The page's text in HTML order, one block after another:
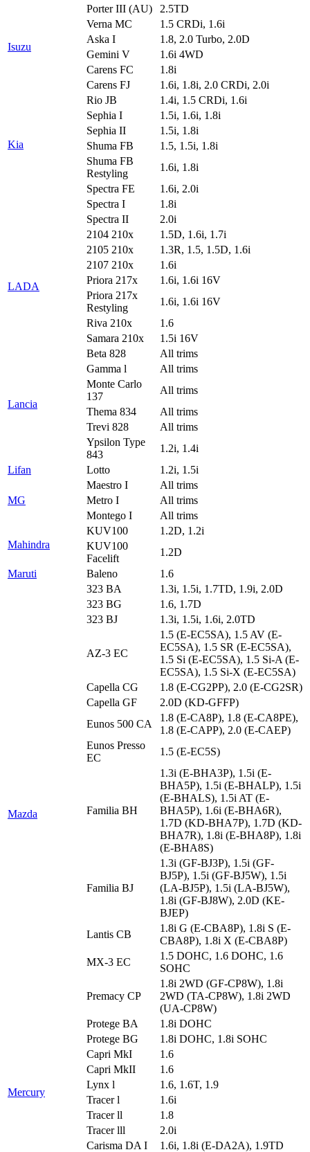
Porter III (AU)
2.5TD
Verna MC
1.5 CRDi, 1.6i
Isuzu
Aska I
1.8, 2.0 Turbo, 2.0D
Gemini V
1.6i 4WD
Kia
Carens FC
1.8i
Carens FJ
1.6i, 1.8i, 2.0 CRDi, 2.0i
Rio JB
1.4i, 1.5 CRDi, 1.6i
Sephia I
1.5i, 1.6i, 1.8i
Sephia II
1.5i, 1.8i
Shuma FB
1.5, 1.5i, 1.8i
Shuma FB
Restyling
1.6i, 1.8i
Spectra FE
1.6i, 2.0i
Spectra I
1.8i
Spectra II
2.0i
LADA
2104 210x
1.5D, 1.6i, 1.7i
2105 210x
1.3R, 1.5, 1.5D, 1.6i
2107 210x
1.6i
Priora 217x
1.6i, 1.6i 16V
Priora 217x
Restyling
1.6i, 1.6i 16V
Riva 210x
1.6
Samara 210x
1.5i 16V
Lancia
Beta 828
All trims
Gamma l
All trims
Monte Carlo
137
All trims
Thema 834
All trims
Trevi 828
All trims
Ypsilon Type
843
1.2i, 1.4i
Lifan
Lotto 1.2i, 1.5i
MG
Maestro I
All trims
Metro I
All trims
Montego I
All trims
Mahindra
KUV100
1.2D, 1.2i
KUV100
Facelift
1.2D
Maruti
Baleno 1.6
Mazda
323 BA
1.3i, 1.5i, 1.7TD, 1.9i, 2.0D
323 BG
1.6, 1.7D
323 BJ
1.3i, 1.5i, 1.6i, 2.0TD
AZ-3 EC
1.5 (E-EC5SA), 1.5 AV (E-
EC5SA), 1.5 SR (E-EC5SA),
1.5 Si (E-EC5SA), 1.5 Si-A (E-
EC5SA), 1.5 Si-X (E-EC5SA)
Capella CG
1.8 (E-CG2PP), 2.0 (E-CG2SR)
Capella GF
2.0D (KD-GFFP)
Eunos 500 CA
1.8 (E-CA8P), 1.8 (E-CA8PE),
1.8 (E-CAPP), 2.0 (E-CAEP)
Eunos Presso
EC
1.5 (E-EC5S)
Familia BH
1.3i (E-BHA3P), 1.5i (E-
BHA5P), 1.5i (E-BHALP), 1.5i
(E-BHALS), 1.5i AT (E-
BHA5P), 1.6i (E-BHA6R),
1.7D (KD-BHA7P), 1.7D (KD-
BHA7R), 1.8i (E-BHA8P), 1.8i
(E-BHA8S)
Familia BJ
1.3i (GF-BJ3P), 1.5i (GF-
BJ5P), 1.5i (GF-BJ5W), 1.5i
(LA-BJ5P), 1.5i (LA-BJ5W),
1.8i (GF-BJ8W), 2.0D (KE-
BJEP)
Lantis CB
1.8i G (E-CBA8P), 1.8i S (E-
CBA8P), 1.8i X (E-CBA8P)
MX-3 EC
1.5 DOHC, 1.6 DOHC, 1.6
SOHC
Premacy CP
1.8i 2WD (GF-CP8W), 1.8i
2WD (TA-CP8W), 1.8i 2WD
(UA-CP8W)
Protege BA
1.8i DOHC
Protege BG
1.8i DOHC, 1.8i SOHC
Mercury
Capri MkI
1.6
Capri MkII
1.6
Lynx l
1.6, 1.6T, 1.9
Tracer l
1.6i
Tracer ll
1.8
Tracer lll
2.0i
Carisma DA I
1.6i, 1.8i (E-DA2A), 1.9TD